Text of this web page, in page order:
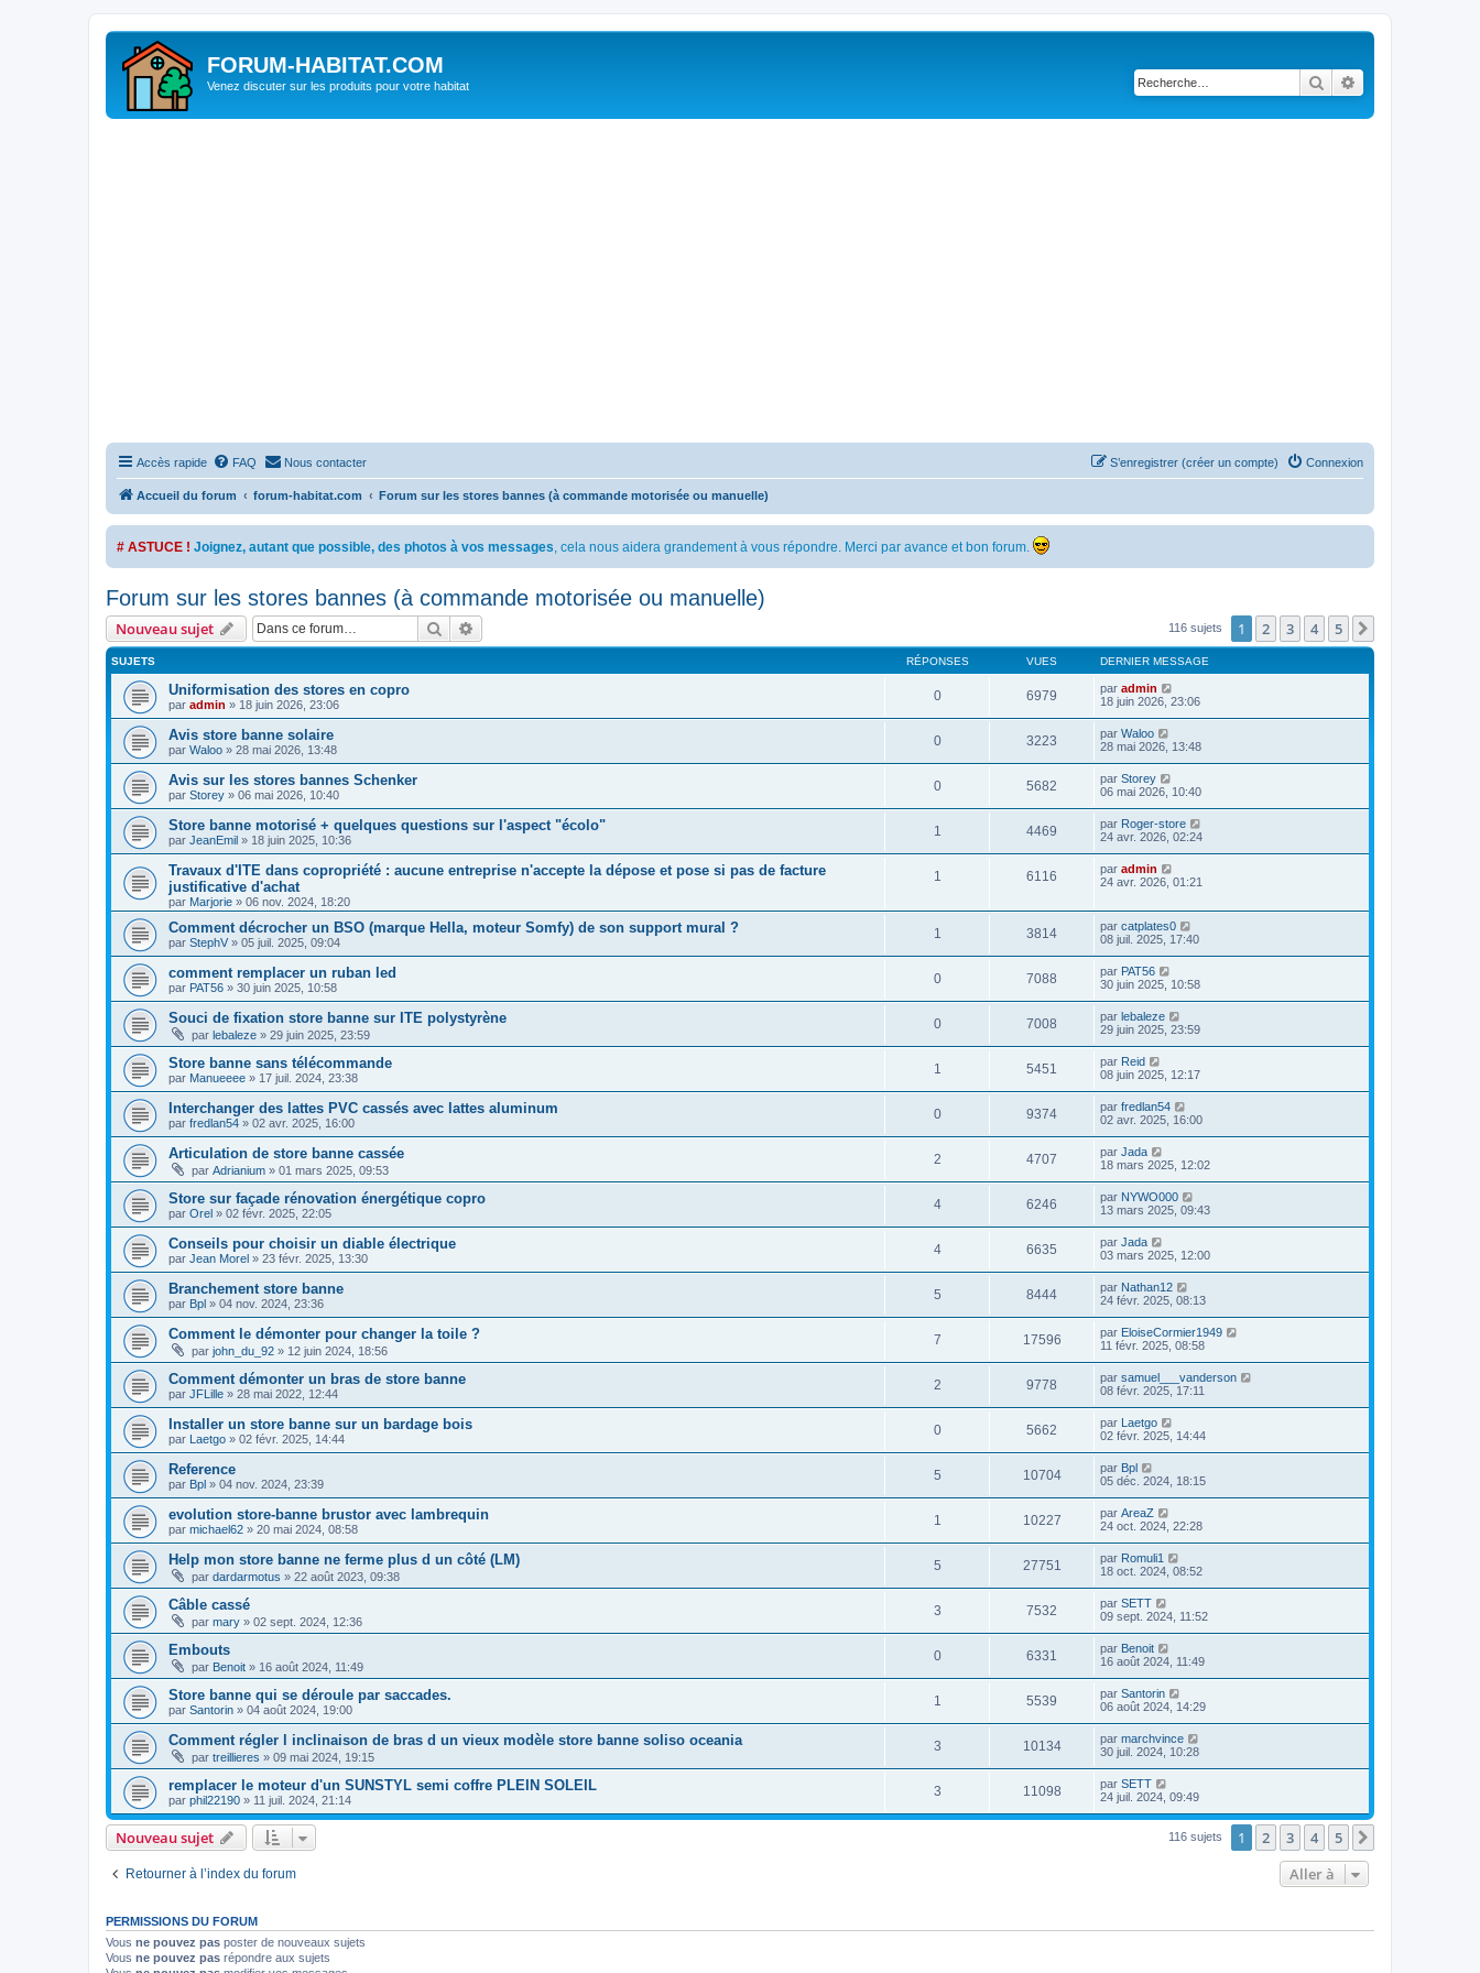
FORUM-HABITAT.COM
Venez discuter sur les produits pour votre habitat Rechercher
Accès rapide FAQ Nous contacter Connexion
S’enregistrer (créer un compte)
Accueil du forum forum-habitat.com Forum sur les stores bannes (à commande motorisée ou manuelle)
# ASTUCE ! Joignez, autant que possible, des photos à vos messages, cela nous aidera grandement à vous répondre. Merci par avance et bon forum.
Forum sur les stores bannes (à commande motorisée ou manuelle)
Nouveau sujet Rechercher 116 sujets 1 2 3 4 5
SUJETS RÉPONSES VUES DERNIER MESSAGE
Uniformisation des stores en copro
par admin » 18 juin 2026, 23:06
0 6979 par admin
18 juin 2026, 23:06
Avis store banne solaire
par Waloo » 28 mai 2026, 13:48
0 3223 par Waloo
28 mai 2026, 13:48
Avis sur les stores bannes Schenker
par Storey » 06 mai 2026, 10:40
0 5682 par Storey
06 mai 2026, 10:40
Store banne motorisé + quelques questions sur l'aspect "écolo"
par JeanEmil » 18 juin 2025, 10:36
1 4469 par Roger-store
24 avr. 2026, 02:24
Travaux d'ITE dans copropriété : aucune entreprise n'accepte la dépose et pose si pas de facture
justificative d'achat
par Marjorie » 06 nov. 2024, 18:20
1 6116 par admin
24 avr. 2026, 01:21
Comment décrocher un BSO (marque Hella, moteur Somfy) de son support mural ?
par StephV » 05 juil. 2025, 09:04
1 3814 par catplates0
08 juil. 2025, 17:40
comment remplacer un ruban led
par PAT56 » 30 juin 2025, 10:58
0 7088 par PAT56
30 juin 2025, 10:58
Souci de fixation store banne sur ITE polystyrène
par lebaleze » 29 juin 2025, 23:59
0 7008 par lebaleze
29 juin 2025, 23:59
Store banne sans télécommande
par Manueeee » 17 juil. 2024, 23:38
1 5451 par Reid
08 juin 2025, 12:17
Interchanger des lattes PVC cassés avec lattes aluminum
par fredlan54 » 02 avr. 2025, 16:00
0 9374 par fredlan54
02 avr. 2025, 16:00
Articulation de store banne cassée
par Adrianium » 01 mars 2025, 09:53
2 4707 par Jada
18 mars 2025, 12:02
Store sur façade rénovation énergétique copro
par Orel » 02 févr. 2025, 22:05
4 6246 par NYWO000
13 mars 2025, 09:43
Conseils pour choisir un diable électrique
par Jean Morel » 23 févr. 2025, 13:30
4 6635 par Jada
03 mars 2025, 12:00
Branchement store banne
par Bpl » 04 nov. 2024, 23:36
5 8444 par Nathan12
24 févr. 2025, 08:13
Comment le démonter pour changer la toile ?
par john_du_92 » 12 juin 2024, 18:56
7 17596 par EloiseCormier1949
11 févr. 2025, 08:58
Comment démonter un bras de store banne
par JFLille » 28 mai 2022, 12:44
2 9778 par samuel___vanderson
08 févr. 2025, 17:11
Installer un store banne sur un bardage bois
par Laetgo » 02 févr. 2025, 14:44
0 5662 par Laetgo
02 févr. 2025, 14:44
Reference
par Bpl » 04 nov. 2024, 23:39
5 10704 par Bpl
05 déc. 2024, 18:15
evolution store-banne brustor avec lambrequin
par michael62 » 20 mai 2024, 08:58
1 10227 par AreaZ
24 oct. 2024, 22:28
Help mon store banne ne ferme plus d un côté (LM)
par dardarmotus » 22 août 2023, 09:38
5 27751 par Romuli1
18 oct. 2024, 08:52
Câble cassé
par mary » 02 sept. 2024, 12:36
3 7532 par SETT
09 sept. 2024, 11:52
Embouts
par Benoit » 16 août 2024, 11:49
0 6331 par Benoit
16 août 2024, 11:49
Store banne qui se déroule par saccades.
par Santorin » 04 août 2024, 19:00
1 5539 par Santorin
06 août 2024, 14:29
Comment régler l inclinaison de bras d un vieux modèle store banne soliso oceania
par treillieres » 09 mai 2024, 19:15
3 10134 par marchvince
30 juil. 2024, 10:28
remplacer le moteur d'un SUNSTYL semi coffre PLEIN SOLEIL
par phil22190 » 11 juil. 2024, 21:14
3 11098 par SETT
24 juil. 2024, 09:49
Nouveau sujet 116 sujets 1 2 3 4 5
Retourner à l’index du forum Aller à
PERMISSIONS DU FORUM
Vous ne pouvez pas poster de nouveaux sujets
Vous ne pouvez pas répondre aux sujets